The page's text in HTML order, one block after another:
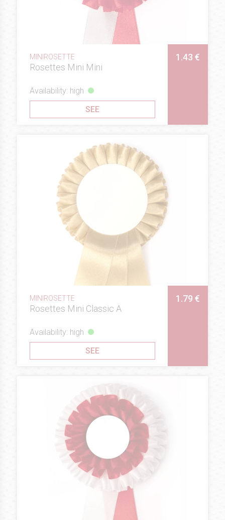
MINIROSETTE
Rosettes Mini Mini
1.43 €
Availability: high
SEE
MINIROSETTE
Rosettes Mini Classic A
1.79 €
Availability: high
SEE